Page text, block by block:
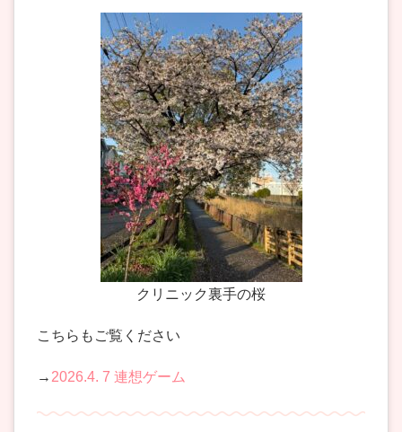
クリニック裏手の桜
こちらもご覧ください
→ 2026.4. 7 連想ゲーム